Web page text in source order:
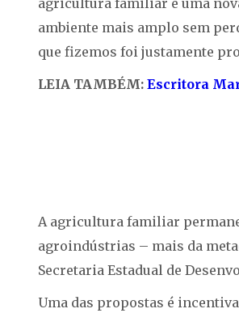
agricultura familiar e uma
ambiente mais amplo sem
que fizemos foi justamente
LEIA TAMBÉM: Escritora
A agricultura familiar
agroindústrias – mais da
Secretaria Estadual de
Uma das propostas é